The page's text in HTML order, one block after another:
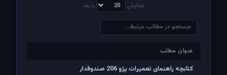
نمایش ردیف
عنوان مطلب
عنوان مطلب
کتابچه راهنمای تعمیرات پژو 206 صندوقدار